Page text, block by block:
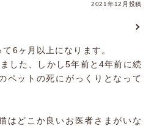
2021年12月投稿
6ヶ月以上になります。
した、しかし5年前と4年前に続
ペットの死にがっくりとなって
はどこか良いお医者さまがいな